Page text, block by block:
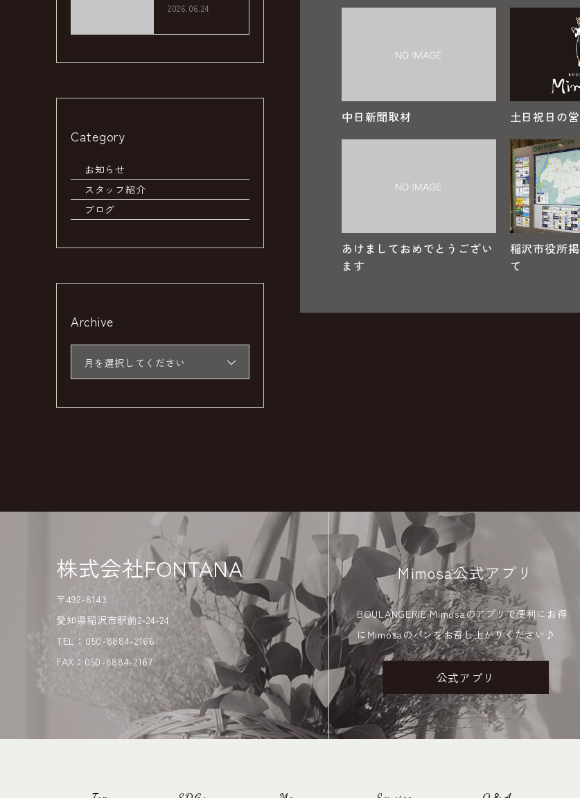
中日新聞取材 土日祝日の
あけましておめでとうござい
ます
稲沢市役所
て
2026.06.24
Category
お知らせ
スタッフ紹介
ブログ
Archive
月を選択してください
株式会社FONTANA
〒492-8143
愛知県稲沢市駅前2-24-24
TEL：050-8884-2166
FAX：050-8884-2167
Mimosa公式アプリ
BOULANGERIE Mimosaのアプリで便利にお得
にMimosaのパンをお召し上がりください♪
公式アプリ